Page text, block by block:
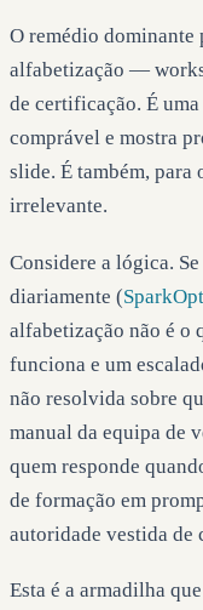
O remédio dominante
alfabetização —
de certificação. É
comprável e mostra
slide. É também, para
irrelevante.
Considere a lógica.
diariamente (
alfabetização não é o
funciona e um
não resolvida sobre
manual da equipa de
quem responde
de formação em
autoridade vestida de
Esta é a armadilha